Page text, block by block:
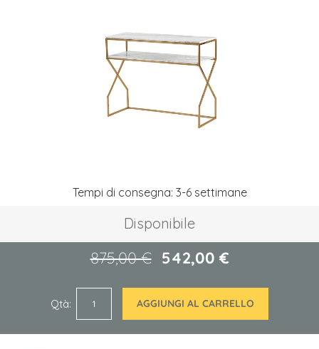
Tempi di consegna: 3-6 settimane
Disponibile
542,00 €
875,00 €
Qtà AGGIUNGI AL CARRELLO